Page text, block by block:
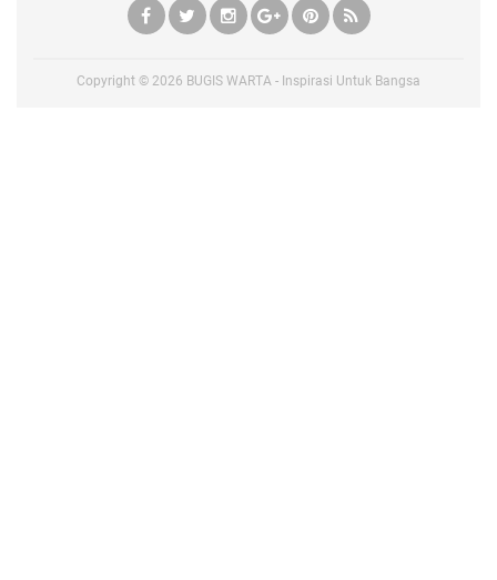
Copyright © 2026 BUGIS WARTA - Inspirasi Untuk Bangsa